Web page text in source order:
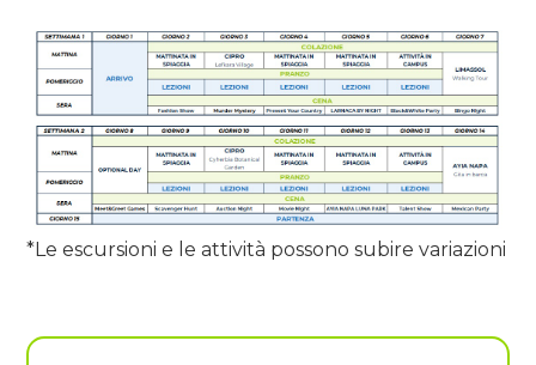
*Le escursioni e le attività possono subire variazioni